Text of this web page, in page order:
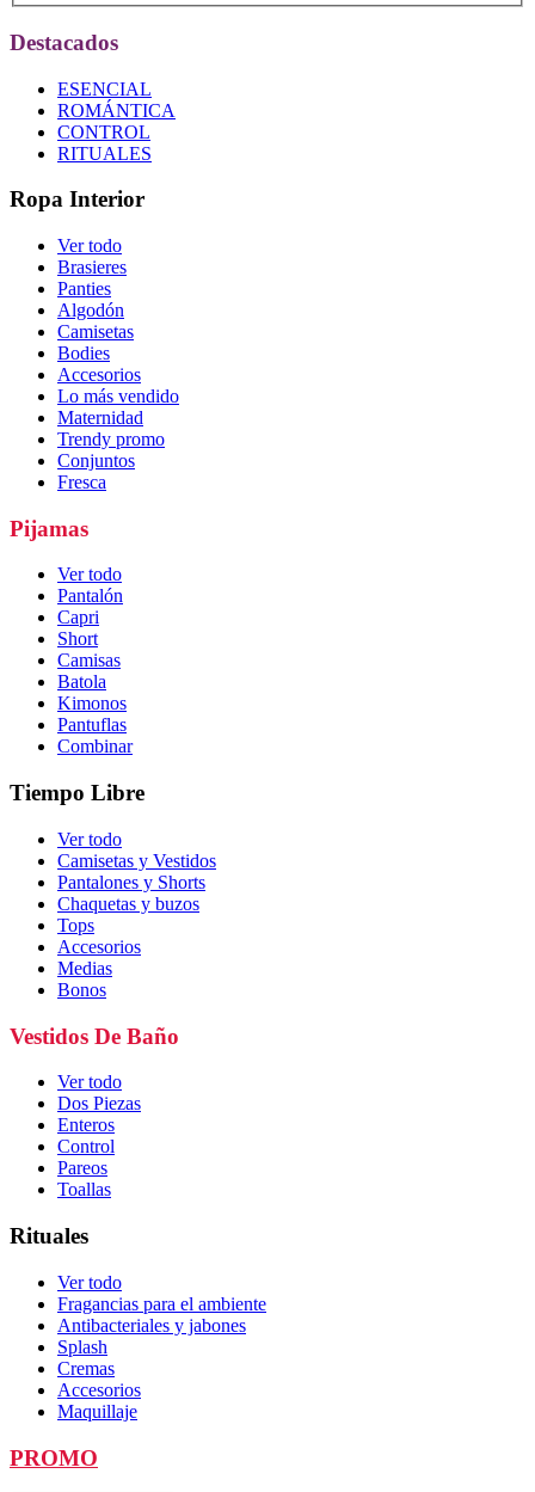
Destacados
ESENCIAL
ROMÁNTICA
CONTROL
RITUALES
Ropa Interior
Ver todo
Brasieres
Panties
Algodón
Camisetas
Bodies
Accesorios
Lo más vendido
Maternidad
Trendy promo
Conjuntos
Fresca
Pijamas
Ver todo
Pantalón
Capri
Short
Camisas
Batola
Kimonos
Pantuflas
Combinar
Tiempo Libre
Ver todo
Camisetas y Vestidos
Pantalones y Shorts
Chaquetas y buzos
Tops
Accesorios
Medias
Bonos
Vestidos De Baño
Ver todo
Dos Piezas
Enteros
Control
Pareos
Toallas
Rituales
Ver todo
Fragancias para el ambiente
Antibacteriales y jabones
Splash
Cremas
Accesorios
Maquillaje
PROMO